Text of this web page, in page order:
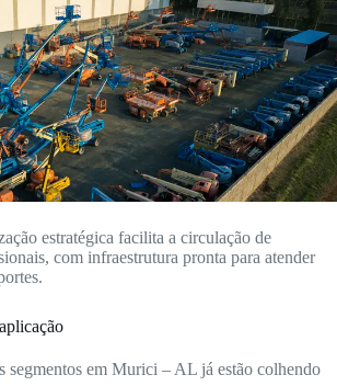
estratégica facilita a circulação de
com infraestrutura pronta para atender
segmentos em Murici – AL já estão colhendo